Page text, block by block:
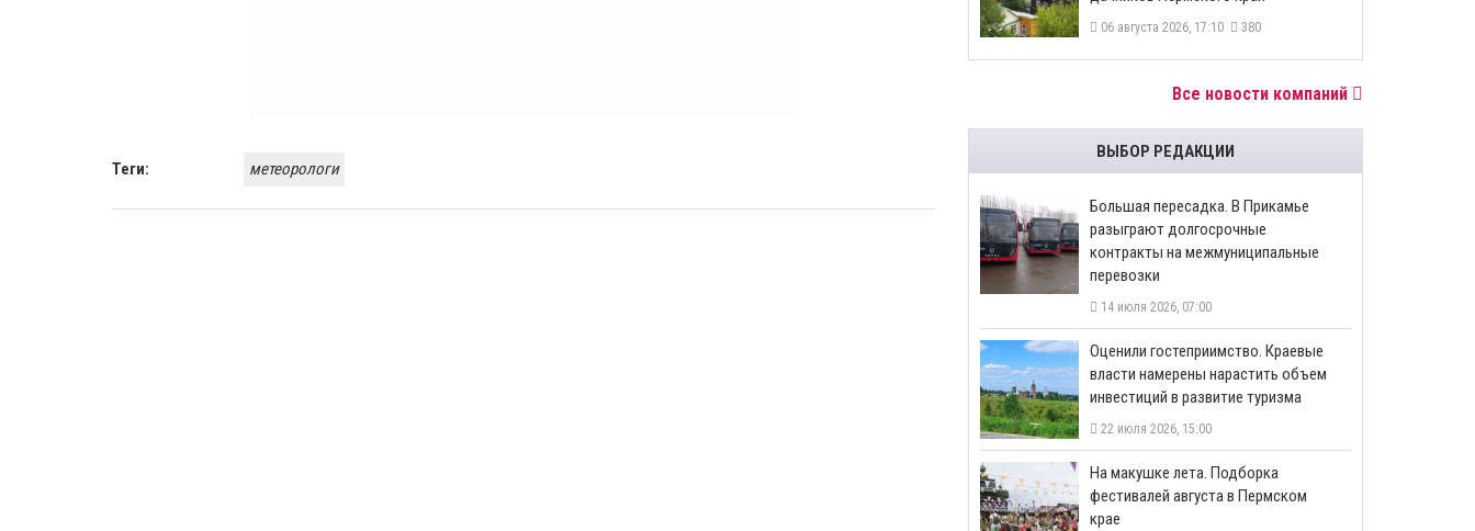
Теги: метеорологи
06 августа 2026, 17:10 380
Все новости компаний
ВЫБОР РЕДАКЦИИ
Большая пересадка. В Прикамье
разыграют долгосрочные
контракты на межмуниципальные
перевозки
14 июля 2026, 07:00
Оценили гостеприимство. Краевые
власти намерены нарастить объем
инвестиций в развитие туризма
22 июля 2026, 15:00
На макушке лета. Подборка
фестивалей августа в Пермском
крае